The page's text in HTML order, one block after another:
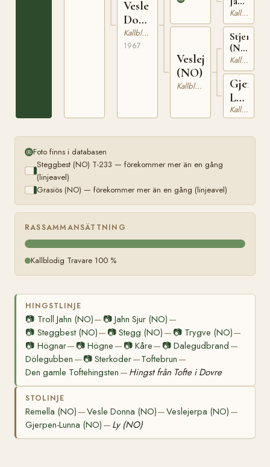
Vesle
Donna
(NO)
Kallblodig Travare
1967
Veslejerpa
(NO)
Kallblodig Travare
(NO)
T-
1590
Kallblodig Travare
(NO)
T-
122
Kallblodig Travare
Lunna
(NO)
Kallblodig Travare
Foto finns i databasen
Steggbest (NO) T-233 — förekommer mer än en gång
(linjeavel)
Grasiös (NO) — förekommer mer än en gång (linjeavel)
RASSAMMANSÄTTNING
Kallblodig Travare 100 %
HINGSTLINJE
📷 Troll Jahn (NO)— 📷Jahn Sjur (NO) —
📷 Steggbest (NO)— 📷Stegg (NO) — 📷 Trygve (NO)—
📷 Högnar— 📷Högne — 📷 Kåre— 📷 Dalegudbrand —
Dölegubben — 📷Sterkoder—Toftebrun —
Den gamle Toftehingsten — Hingst från Tofte i Dovre
STOLINJE
Remella (NO) —Vesle Donna (NO)—Veslejerpa (NO) —
Gjerpen-Lunna (NO) — Ly (NO)